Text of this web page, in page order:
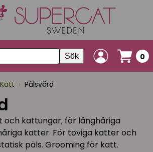
Sök 0
› Pälsvård
och kattungar, för långhåriga
katter. För toviga katter och
päls. Grooming för katt.